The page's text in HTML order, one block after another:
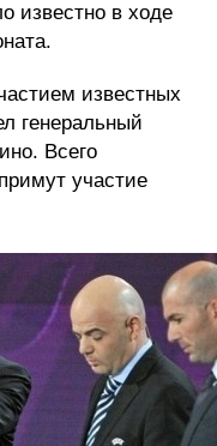
известно в ходе
известных
генеральный
Всего
участие